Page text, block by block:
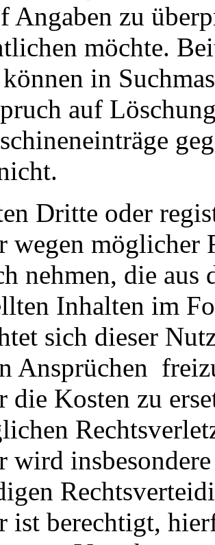
Angaben zu
möchte.
in
auf
Dritte oder
wegen möglicher
nehmen, die aus
Inhalten im
sich dieser
Ansprüchen
die Kosten zu
wird
ist berechtigt,